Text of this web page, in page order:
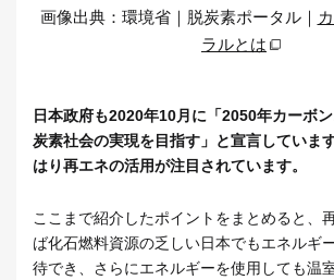
画像出典：環境省｜脱炭素ポータル｜
ラルとは
日本政府も2020年10月に「2050年カーボ
炭素社会の実現を目指す」と宣言していま
はり再エネの活用が注目されています。
ここまで紹介したポイントをまとめると、
ば化石燃料資源の乏しい日本でもエネルギ
待でき、さらにエネルギーを使用しても温